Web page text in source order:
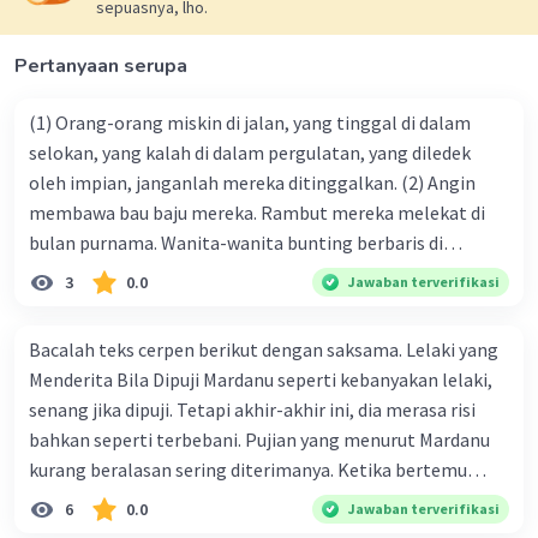
ada penjasan yang lebih singkat?
Iklan
Putra P Level 24
09 Januari 2024 13:58
B. Kicaunya nyaring menebari muka ladang
Balas
sepuasnya, lho.
Pertanyaan serupa
(1) Orang-orang miskin di jalan, yang tinggal di dalam
selokan, yang kalah di dalam pergulatan, yang diledek
oleh impian, janganlah mereka ditinggalkan. (2) Angin
membawa bau baju mereka. Rambut mereka melekat di
bulan purnama. Wanita-wanita bunting berbaris di
cakrawala, mengandung buah jalan raya. (3) Orang-orang
miskin. Orang-orang berdosa. Bayi gelap dalam batin.
Bila kamu remehkan mereka, di jalan kamu akan diburu
bayangan. Tidurmu akan penuh igauan, dan bahasa anak-
anakmu sukar kamu terka. (5) Jangan kamu bilang negara
ini kaya karna orang-orang miskin berkembang di kota
dan di desa. Jangan kamu bilang dirimu kaya bila
tetanggamu memakan bangkai kucingnya. Lambang
3 0.0 Jawaban terverifikasi
Bacalah teks cerpen berikut dengan saksama. Lelaki yang
Menderita Bila Dipuji Mardanu seperti kebanyakan lelaki,
senang jika dipuji. Tetapi akhir-akhir ini, dia merasa risi
bahkan seperti terbebani. Pujian yang menurut Mardanu
kurang beralasan sering diterimanya. Ketika bertemu
teman-teman untuk mengambil uang pensiun, ada saja
yang bilang, "lni Mardanu, satu-satunya teman kita yang
6 0.0 Jawaban terverifikasi